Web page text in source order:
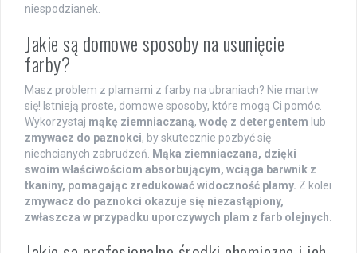
niespodzianek.
Jakie są domowe sposoby na usunięcie
farby?
Masz problem z plamami z farby na ubraniach? Nie martw
się! Istnieją proste, domowe sposoby, które mogą Ci pomóc.
Wykorzystaj mąkę ziemniaczaną, wodę z detergentem lub
zmywacz do paznokci, by skutecznie pozbyć się
niechcianych zabrudzeń. Mąka ziemniaczana, dzięki
swoim właściwościom absorbującym, wciąga barwnik z
tkaniny, pomagając zredukować widoczność plamy. Z kolei
zmywacz do paznokci okazuje się niezastąpiony,
zwłaszcza w przypadku uporczywych plam z farb olejnych.